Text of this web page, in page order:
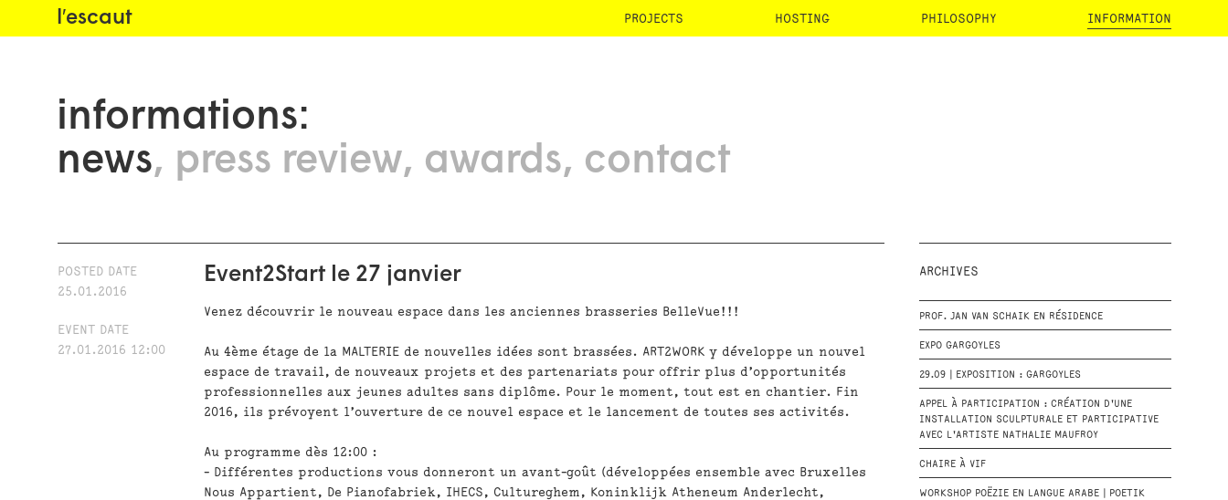
l′escaut PROJECTS HOSTING PHILOSOPHY INFORMATION
informations:
news
press review awards contact
POSTED DATE
25.01.2016
EVENT DATE
27.01.2016 12:00
Event2Start le 27 janvier
Venez découvrir le nouveau espace dans les anciennes brasseries BelleVue!!!
Au 4ème étage de la MALTERIE de nouvelles idées sont brassées. ART2WORK y développe un nouvel
espace de travail, de nouveaux projets et des partenariats pour offrir plus d’opportunités
professionnelles aux jeunes adultes sans diplôme. Pour le moment, tout est en chantier. Fin
2016, ils prévoyent l’ouverture de ce nouvel espace et le lancement de toutes ses activités.
Au programme dès 12:00 :
- Différentes productions vous donneront un avant-goût (développées ensemble avec Bruxelles
Nous Appartient, De Pianofabriek, IHECS, Cultureghem, Koninklijk Atheneum Anderlecht,
ARCHIVES
PROF. JAN VAN SCHAIK EN RÉSIDENCE
EXPO GARGOYLES
29.09 | EXPOSITION : GARGOYLES
APPEL À PARTICIPATION : CRÉATION D'UNE
INSTALLATION SCULPTURALE ET PARTICIPATIVE
AVEC L'ARTISTE NATHALIE MAUFROY
CHAIRE À VIF
WORKSHOP POËZIE EN LANGUE ARABE | POETIK